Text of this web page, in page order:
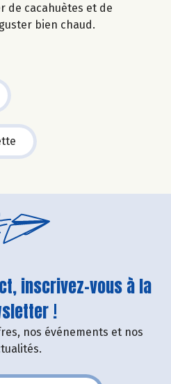
de cacahuètes et de
bien chaud.
inscrivez-vous à la
!
nos événements et nos